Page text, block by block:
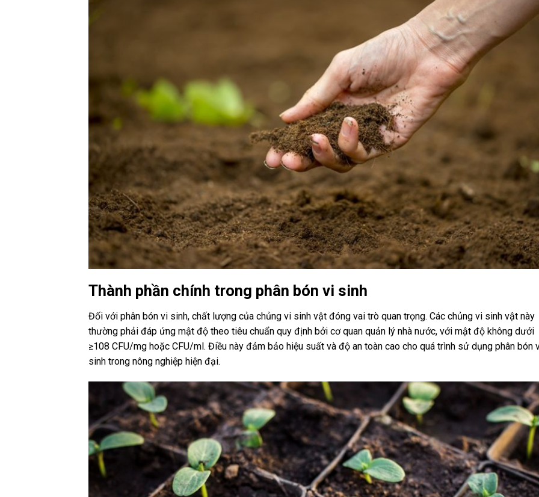
Thành phần chính trong phân bón vi sinh
Đối với phân bón vi sinh, chất lượng của chủng vi sinh vật đóng vai trò quan trọng. Các chủng vi sinh vật này
thường phải đáp ứng mật độ theo tiêu chuẩn quy định bởi cơ quan quản lý nhà nước, với mật độ không dưới
≥108 CFU/mg hoặc CFU/ml. Điều này đảm bảo hiệu suất và độ an toàn cao cho quá trình sử dụng phân bón
sinh trong nông nghiệp hiện đại.